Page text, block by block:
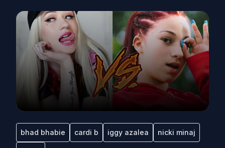
bhad bhabie cardi b iggy azalea nicki minaj